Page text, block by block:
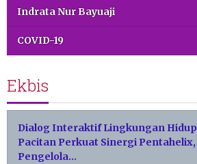
Indrata Nur Bayuaji
COVID-19
Ekbis
Dialog Interaktif Lingkungan Hidup
Pacitan Perkuat Sinergi Pentahelix,
Pengelola…